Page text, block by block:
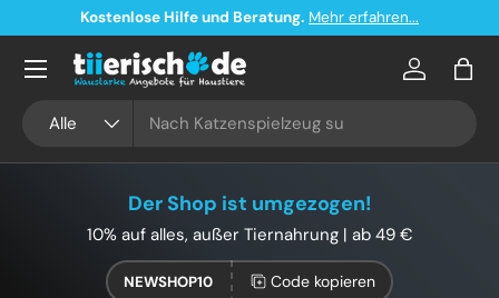
Direkt zum Inhalt
Kostenlose Hilfe und Beratung. Mehr erfahren...
Alle
Konto
Der Shop ist umgezogen!
10% auf alles, außer Tiernahrung | ab 49 €
NEWSHOP10 Code kopieren